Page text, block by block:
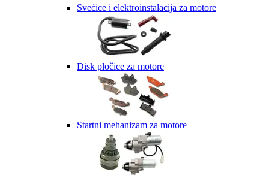
Svećice i elektroinstalacija za motore
Disk pločice za motore
Startni mehanizam za motore